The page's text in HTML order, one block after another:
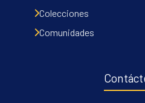
Communities & Collections
All of DSpace
Colecciones
Comunidades